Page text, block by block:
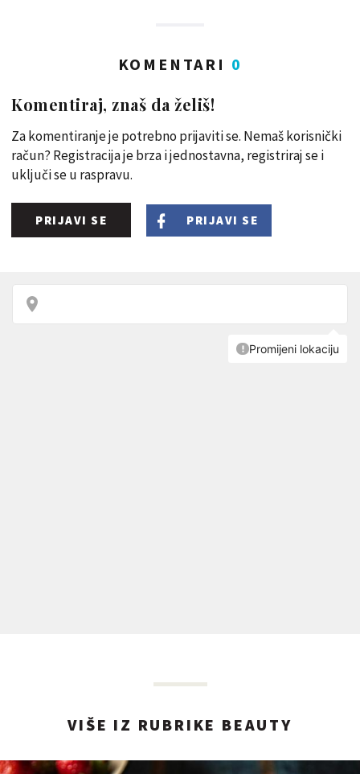
KOMENTARI 0
Komentiraj, znaš da želiš!
Za komentiranje je potrebno prijaviti se. Nemaš korisnički
račun? Registracija je brza i jednostavna, registriraj se i
uključi se u raspravu.
PRIJAVI SE PRIJAVI SE
VIŠE IZ RUBRIKE BEAUTY